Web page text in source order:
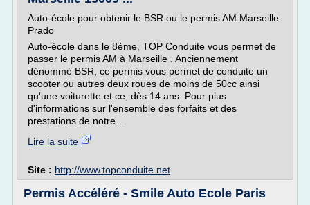
Auto-école pour obtenir le BSR ou le permis AM Marseille
Prado
Auto-école dans le 8ème, TOP Conduite vous permet de
passer le permis AM à Marseille . Anciennement
dénommé BSR, ce permis vous permet de conduite un
scooter ou autres deux roues de moins de 50cc ainsi
qu'une voiturette et ce, dès 14 ans. Pour plus
d'informations sur l'ensemble des forfaits et des
prestations de notre...
Lire la suite
Site : http://www.topconduite.net
Permis Accéléré - Smile Auto Ecole Paris